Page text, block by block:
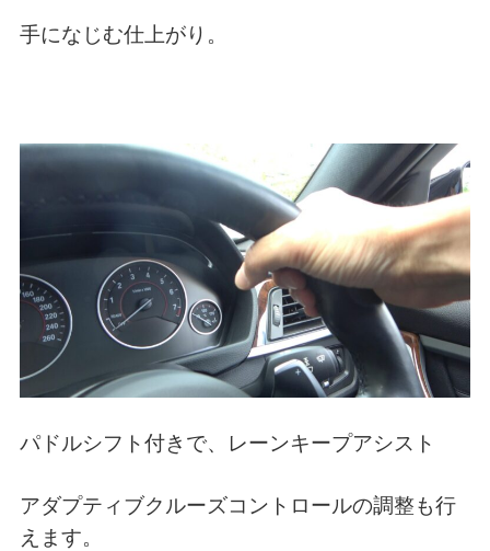
手になじむ仕上がり。
パドルシフト付きで、レーンキープアシスト
アダプティブクルーズコントロールの調整も行
えます。